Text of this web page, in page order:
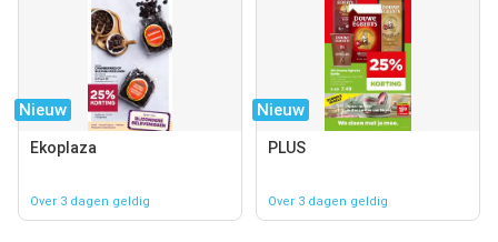
Nieuw
Ekoplaza
Over 3 dagen geldig
Nieuw
PLUS
Over 3 dagen geldig